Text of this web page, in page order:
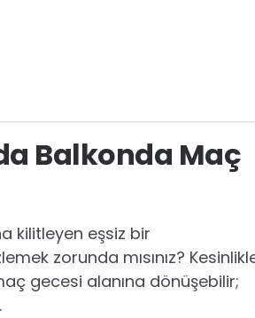
Balkonda Maç
kilitleyen eşsiz bir
zorunda mısınız?
gecesi alanına dönüşebilir;